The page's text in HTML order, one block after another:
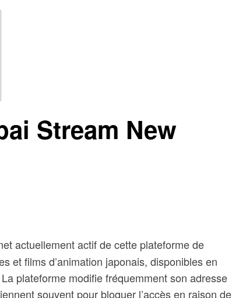
Stream New
actuellement actif de cette plateforme de
et films d’animation japonais, disponibles en
plateforme modifie fréquemment son adresse
souvent pour bloquer l’accès en raison de